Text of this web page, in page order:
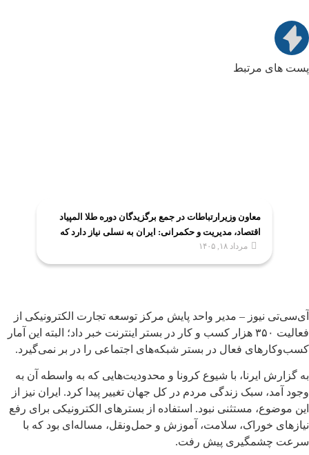
پست های مرتبط
معاون وزیرارتباطات در جمع برگزیدگان دوره طلا المپیاد
اقتصاد، مدیریت و حکمرانی: ایران به نسلی نیاز دارد که
اقتصاد را علمی و حکمرانی را مسئولانه بیاموزد
مرداد ۱۸, ۱۴۰۵
آی‌سی‌تی نیوز – مدیر واحد پایش مرکز توسعه تجارت الکترونیکی از
فعالیت ۳۵۰ هزار کسب و کار در بستر اینترنت خبر داد؛ البته این آمار
کسب‌وکارهای فعال در بستر شبکه‌های اجتماعی را در بر نمی‌گیرد.
به گزارش ایرنا، با شیوع کرونا و محدودیت‌هایی که به واسطه آن به
وجود آمد، سبک زندگی مردم در کل جهان تغییر پیدا کرد. ایران نیز از
این موضوع، مستثنی نبود. استفاده از بسترهای الکترونیکی برای رفع
نیازهای خوراک، سلامت، آموزش و حمل‌ونقل، مساله‌ای بود که با
سرعت چشمگیری پیش رفت.